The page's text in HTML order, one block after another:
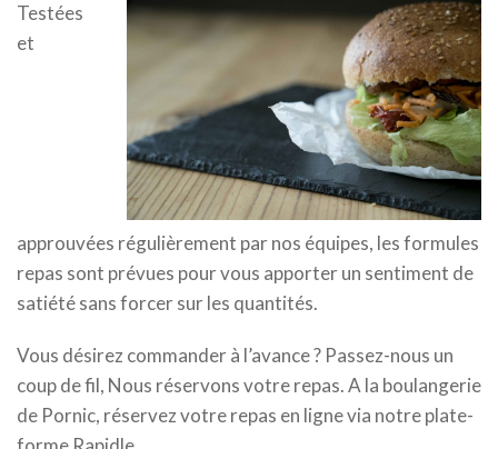
Testées
et
approuvées régulièrement par nos équipes, les formules
repas sont prévues pour vous apporter un sentiment de
satiété sans forcer sur les quantités.
Vous désirez commander à l’avance ? Passez-nous un
coup de fil, Nous réservons votre repas. A la boulangerie
de Pornic, réservez votre repas en ligne via notre plate-